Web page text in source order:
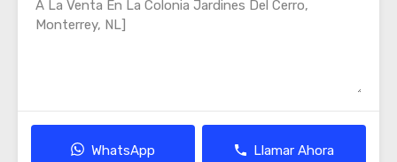
WhatsApp Llamar Ahora